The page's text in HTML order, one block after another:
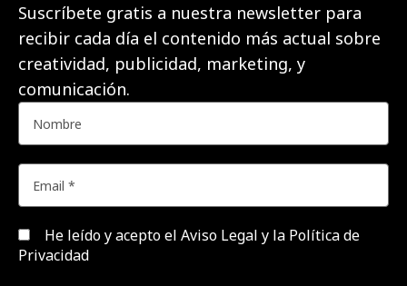
Suscríbete gratis a nuestra newsletter para
recibir cada día el contenido más actual sobre
creatividad, publicidad, marketing, y
comunicación.
He leído y acepto el Aviso Legal y la Política de
Privacidad